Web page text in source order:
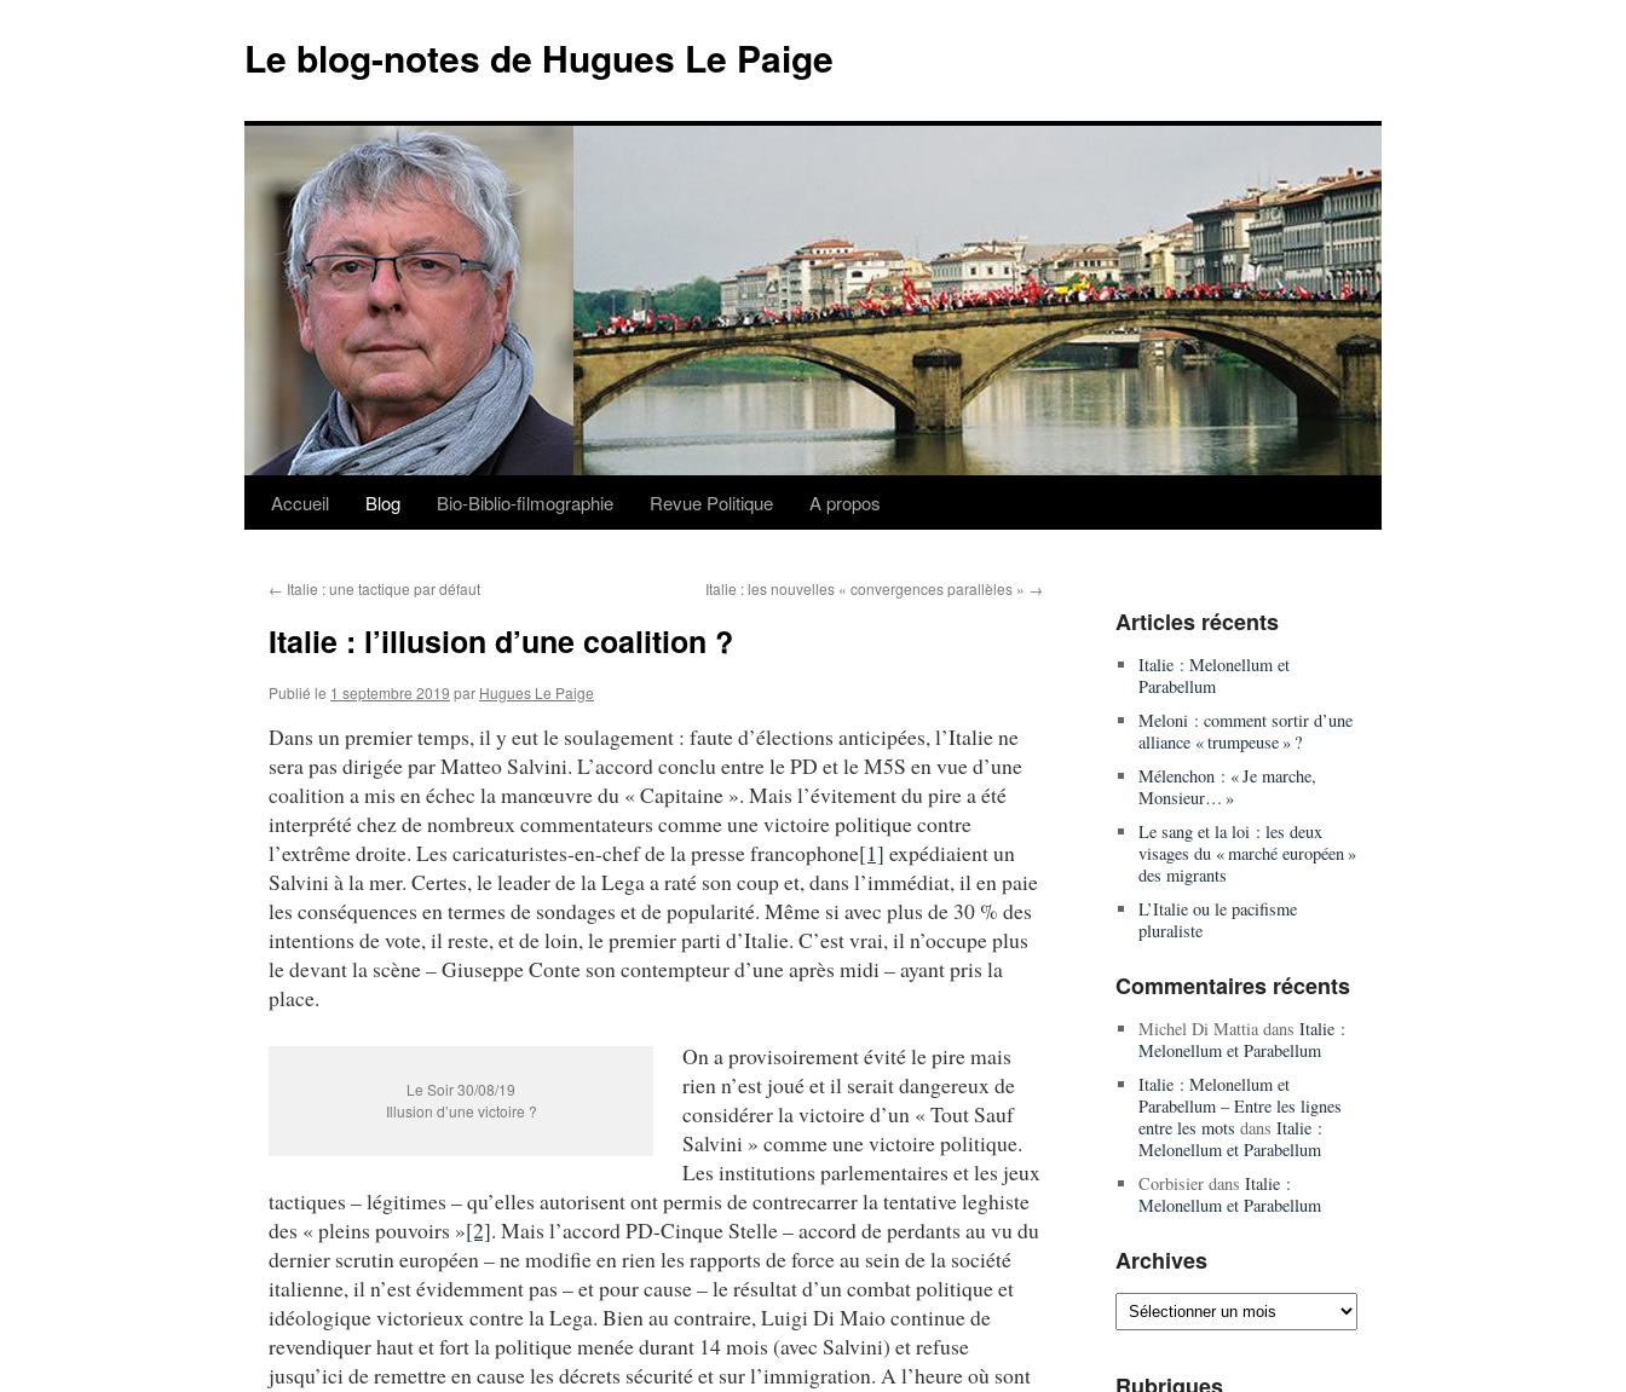
Le blog-notes de Hugues Le Paige
Aller
contenu
Accueil Blog Bio-Biblio-filmographie Revue Politique A propos
← Italie : une tactique par défaut Italie : les nouvelles « convergences parallèles » →
Italie : l’illusion d’une coalition ?
Publié le 1 septembre 2019 par Hugues Le Paige
Dans un premier temps, il y eut le soulagement : faute d’élections anticipées, l’Italie ne
sera pas dirigée par Matteo Salvini. L’accord conclu entre le PD et le M5S en vue d’une
coalition a mis en échec la manœuvre du « Capitaine ». Mais l’évitement du pire a été
interprété chez de nombreux commentateurs comme une victoire politique contre
l’extrême droite. Les caricaturistes-en-chef de la presse francophone[1] expédiaient un
Salvini à la mer. Certes, le leader de la Lega a raté son coup et, dans l’immédiat, il en paie
les conséquences en termes de sondages et de popularité. Même si avec plus de 30 % des
intentions de vote, il reste, et de loin, le premier parti d’Italie. C’est vrai, il n’occupe plus
le devant la scène – Giuseppe Conte son contempteur d’une après midi – ayant pris la
place.
Le Soir 30/08/19
Illusion d’une victoire ?
On a provisoirement évité le pire mais
rien n’est joué et il serait dangereux de
considérer la victoire d’un « Tout Sauf
Salvini » comme une victoire politique.
Les institutions parlementaires et les jeux
tactiques – légitimes – qu’elles autorisent ont permis de contrecarrer la tentative leghiste
des « pleins pouvoirs »[2]. Mais l’accord PD-Cinque Stelle – accord de perdants au vu du
dernier scrutin européen – ne modifie en rien les rapports de force au sein de la société
italienne, il n’est évidemment pas – et pour cause – le résultat d’un combat politique et
idéologique victorieux contre la Lega. Bien au contraire, Luigi Di Maio continue de
revendiquer haut et fort la politique menée durant 14 mois (avec Salvini) et refuse
jusqu’ici de remettre en cause les décrets sécurité et sur l’immigration. A l’heure où sont
Articles récents
Italie : Melonellum et
Parabellum
Meloni : comment sortir d’une
alliance « trumpeuse » ?
Mélenchon : « Je marche,
Monsieur… »
Le sang et la loi : les deux
visages du « marché européen »
des migrants
L’Italie ou le pacifisme
pluraliste
Commentaires récents
Michel Di Mattiadans Italie :
Melonellum et Parabellum
Italie : Melonellum et
Parabellum – Entre les lignes
entre les mots dans Italie :
Melonellum et Parabellum
Corbisierdans Italie :
Melonellum et Parabellum
Archives
Archives